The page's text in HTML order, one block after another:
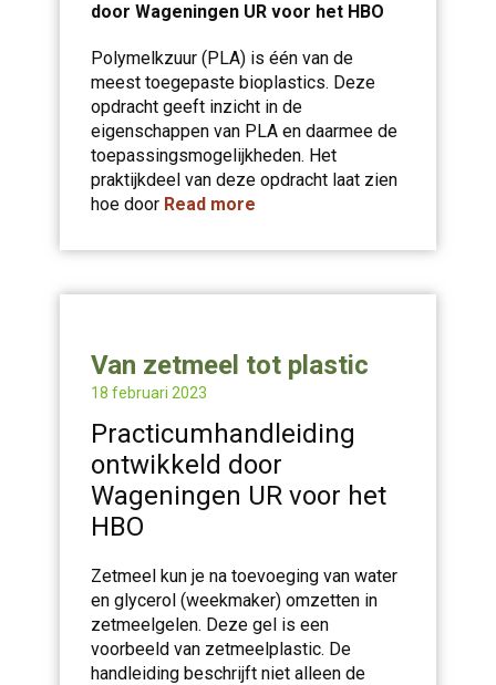
door Wageningen UR voor het HBO
Polymelkzuur (PLA) is één van de
meest toegepaste bioplastics. Deze
opdracht geeft inzicht in de
eigenschappen van PLA en daarmee de
toepassingsmogelijkheden. Het
praktijkdeel van deze opdracht laat zien
hoe door Read more
Van zetmeel tot plastic
18 februari 2023
Practicumhandleiding
ontwikkeld door
Wageningen UR voor het
HBO
Zetmeel kun je na toevoeging van water
en glycerol (weekmaker) omzetten in
zetmeelgelen. Deze gel is een
voorbeeld van zetmeelplastic. De
handleiding beschrijft niet alleen de